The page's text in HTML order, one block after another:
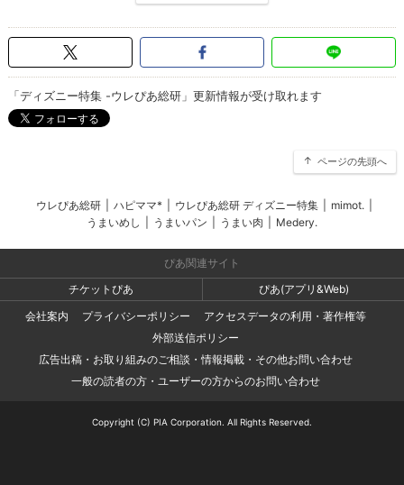
「ディズニー特集 -ウレぴあ総研」更新情報が受け取れます
ページの先頭へ
ウレぴあ総研 ハピママ* ウレぴあ総研 ディズニー特集 mimot.
うまいめし
うまいパン うまい肉 Medery.
ぴあ関連サイト
チケットぴあ
ぴあ(アプリ&Web)
会社案内
プライバシーポリシー
アクセスデータの利用・著作権等
外部送信ポリシー
広告出稿・お取り組みのご相談・情報掲載・その他お問い合わせ
一般の読者の方・ユーザーの方からのお問い合わせ
Copyright (C) PIA Corporation. All Rights Reserved.